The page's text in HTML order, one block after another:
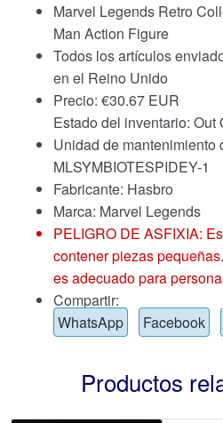
Marvel Legends Retro
Man Action Figure
Todos los artículos
en el Reino Unido
Precio: €30.67 EUR
Estado del inventario: Out
Unidad de mantenimiento
MLSYMBIOTESPIDEY-1
Fabricante: Hasbro
Marca: Marvel Legends
PELIGRO DE ASFIXIA:
contener piezas
es adecuado para
Compartir:
WhatsApp
Facebook
Productos